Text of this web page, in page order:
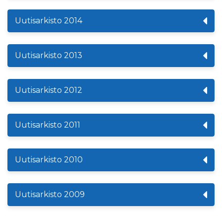
Uutisarkisto 2014
Uutisarkisto 2013
Uutisarkisto 2012
Uutisarkisto 2011
Uutisarkisto 2010
Uutisarkisto 2009